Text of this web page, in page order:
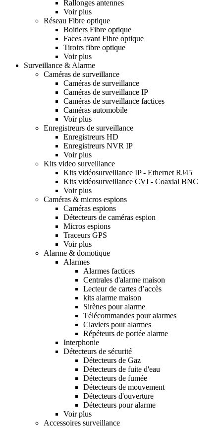
Rallonges antennes
Voir plus
Réseau Fibre optique
Boitiers Fibre optique
Faces avant Fibre optique
Tiroirs fibre optique
Voir plus
Surveillance & Alarme
Caméras de surveillance
Caméras de surveillance
Caméras de surveillance IP
Caméras de surveillance factices
Caméras automobile
Voir plus
Enregistreurs de surveillance
Enregistreurs HD
Enregistreurs NVR IP
Voir plus
Kits video surveillance
Kits vidéosurveillance IP - Ethernet RJ45
Kits vidéosurveillance CVI - Coaxial BNC
Voir plus
Caméras & micros espions
Caméras espions
Détecteurs de caméras espion
Micros espions
Traceurs GPS
Voir plus
Alarme & domotique
Alarmes
Alarmes factices
Centrales d'alarme maison
Lecteur de cartes d’accès
kits alarme maison
Sirènes pour alarme
Télécommandes pour alarmes
Claviers pour alarmes
Répéteurs de portée alarme
Interphonie
Détecteurs de sécurité
Détecteurs de Gaz
Détecteurs de fuite d'eau
Détecteurs de fumée
Détecteurs de mouvement
Détecteurs d'ouverture
Détecteurs pour alarme
Voir plus
Accessoires surveillance